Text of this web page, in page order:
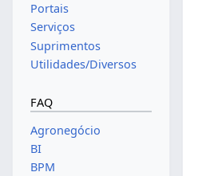
Portais
Serviços
Suprimentos
Utilidades/Diversos
FAQ
Agronegócio
BI
BPM